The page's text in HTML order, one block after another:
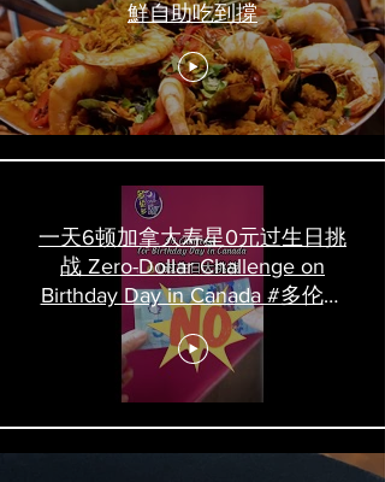
鮮自助吃到撐
一天6顿加拿大寿星0元过生日挑
战 Zero-Dollar Challenge on
Birthday Day in Canada #多伦多
吃喝玩乐 #多伦多美食
#torontofood